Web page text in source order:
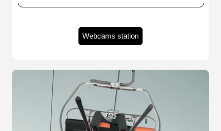
Webcams station